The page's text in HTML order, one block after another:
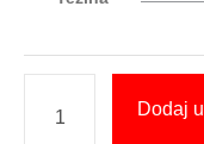
Dodaj